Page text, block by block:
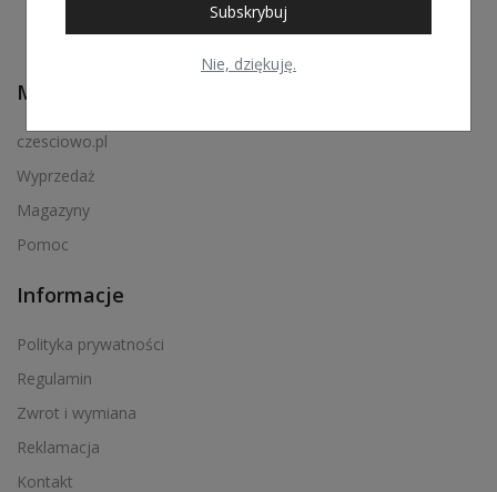
Subskrybuj
Nie, dziękuję.
Menu podręczne
czesciowo.pl
Wyprzedaż
Magazyny
Pomoc
Informacje
Polityka prywatności
Regulamin
Zwrot i wymiana
Reklamacja
Kontakt